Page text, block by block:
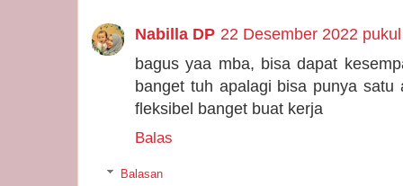
Nabilla DP 22 Desember 2022
bagus yaa mba, bisa dapat
banget tuh apalagi bisa punya
fleksibel banget buat kerja
Balas
Balasan